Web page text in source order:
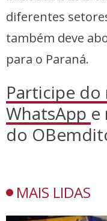
diferentes
também deve
para o Paraná.
Participe
WhatsApp e
do
MAIS LIDAS